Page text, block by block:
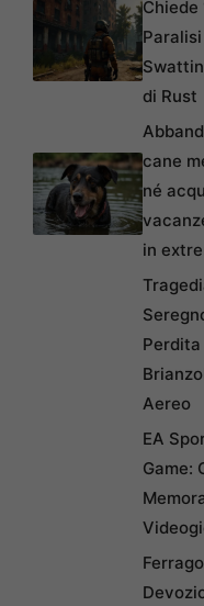
Chiede
di Rust
cane
né
in
Perdita
Aereo
EA
Game: